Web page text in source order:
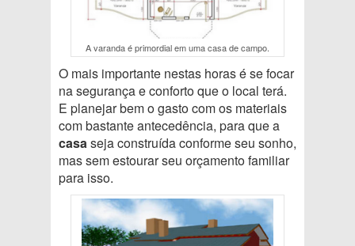
A varanda é primordial em uma casa de campo.
O mais importante nestas horas é se focar
na segurança e conforto que o local terá.
E planejar bem o gasto com os materiais
com bastante antecedência, para que a
casaseja construída conforme seu sonho,
mas sem estourar seu orçamento familiar
para isso.